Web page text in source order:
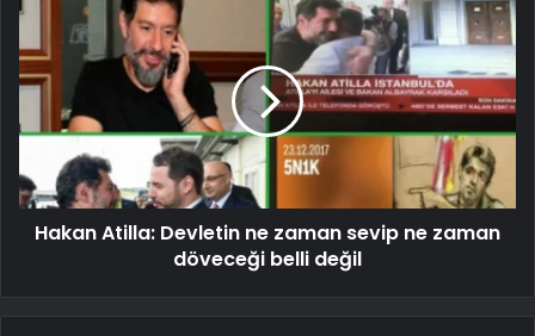
Hakan Atilla: Devletin ne zaman sevip ne zaman
döveceği belli değil